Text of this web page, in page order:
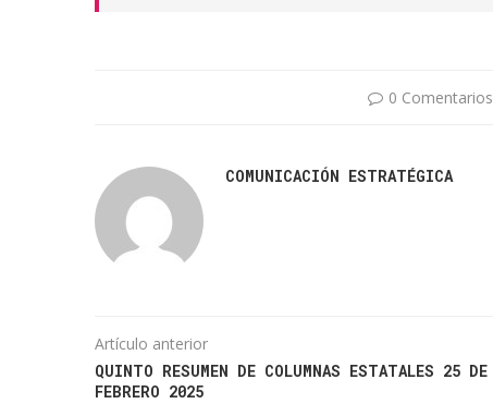
0 Comentarios
COMUNICACIÓN ESTRATÉGICA
Artículo anterior
QUINTO RESUMEN DE COLUMNAS ESTATALES 25 DE
FEBRERO 2025